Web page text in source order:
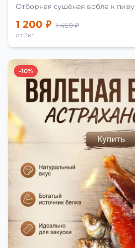
Отборная сушёная вобла к пиву
1 200 ₽ 1 450 ₽
от 3кг
-10%